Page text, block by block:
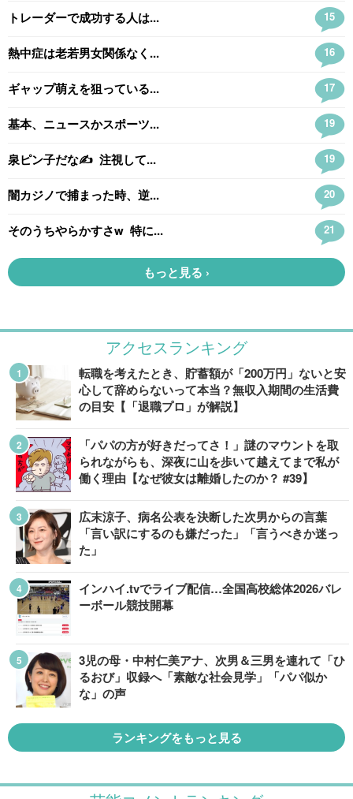
アクセスランキング
転職を考えたとき、貯蓄額が「200万円」ないと安
心して辞めらないって本当？無収入期間の生活費
の目安【「退職プロ」が解説】
「パパの方が好きだってさ！」謎のマウントを取
られながらも、深夜に山を歩いて越えてまで私が
働く理由【なぜ彼女は離婚したのか？ #39】
広末涼子、病名公表を決断した次男からの言葉
「言い訳にするのも嫌だった」「言うべきか迷っ
た」
インハイ.tvでライブ配信…全国高校総体2026バレ
ーボール競技開幕
3児の母・中村仁美アナ、次男＆三男を連れて「ひ
るおび」収録へ「素敵な社会見学」「パパ似か
な」の声
ランキングをもっと見る